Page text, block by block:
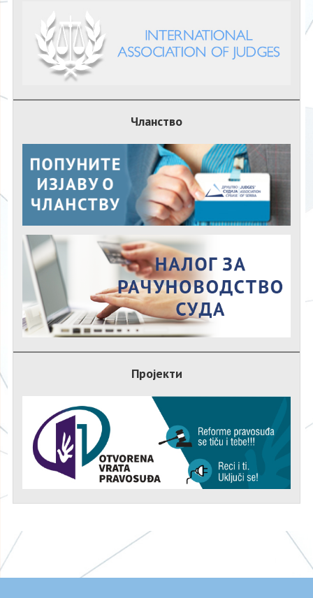
Чланство
Пројекти